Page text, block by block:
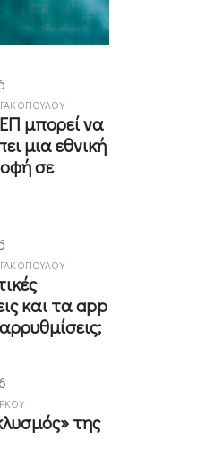
μπορεί να
μια εθνική
σε
και τα app
της